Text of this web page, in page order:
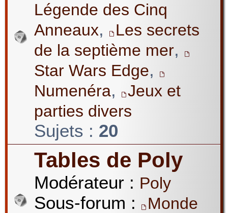
Légende des Cinq
Anneaux,
Les secrets
de la septième mer,
Star Wars Edge,
Numenéra,
Jeux et
parties divers
Sujets : 20
Tables de Poly
Modérateur : Poly
Sous-forum :
Monde